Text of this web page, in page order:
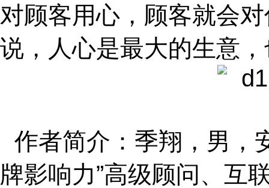
对顾客用心，顾客就会
说，人心是最大的生意
作者简介：季翔，男，
牌影响力”高级顾问、互